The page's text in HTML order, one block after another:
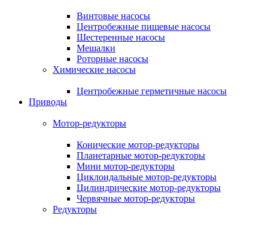
Винтовые насосы
Центробежные пищевые насосы
Шестеренные насосы
Мешалки
Роторные насосы
Химические насосы
Центробежные герметичные насосы
Приводы
Мотор-редукторы
Конические мотор-редукторы
Планетарные мотор-редукторы
Мини мотор-редукторы
Циклоидальные мотор-редукторы
Цилиндрические мотор-редукторы
Червячные мотор-редукторы
Редукторы